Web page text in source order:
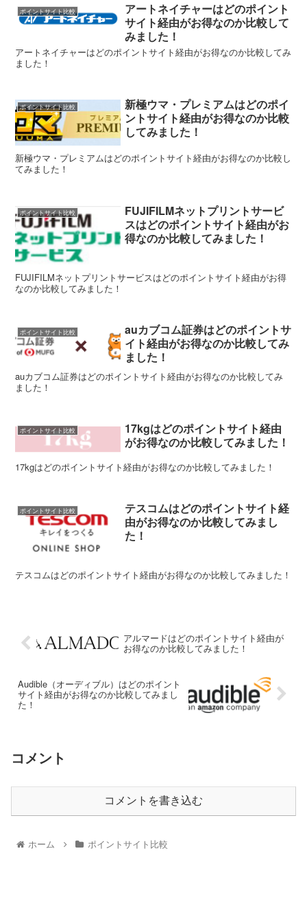
ポイントサイト比較
アートネイチャーはどのポイント
サイト経由がお得なのか比較して
みました！
アートネイチャーはどのポイントサイト経由がお得なのか比較してみ
ました！
ポイントサイト比較
新極ウマ・プレミアムはどのポイ
ントサイト経由がお得なのか比較
してみました！
新極ウマ・プレミアムはどのポイントサイト経由がお得なのか比較し
てみました！
ポイントサイト比較
FUJIFILMネットプリントサービ
スはどのポイントサイト経由がお
得なのか比較してみました！
FUJIFILMネットプリントサービスはどのポイントサイト経由がお得
なのか比較してみました！
ポイントサイト比較
auカブコム証券はどのポイントサ
イト経由がお得なのか比較してみ
ました！
auカブコム証券はどのポイントサイト経由がお得なのか比較してみ
ました！
ポイントサイト比較
17kgはどのポイントサイト経由
がお得なのか比較してみました！
17kgはどのポイントサイト経由がお得なのか比較してみました！
ポイントサイト比較
テスコムはどのポイントサイト経
由がお得なのか比較してみまし
た！
テスコムはどのポイントサイト経由がお得なのか比較してみました！
アルマードはどのポイントサイト経由が
お得なのか比較してみました！
Audible（オーディブル）はどのポイント
サイト経由がお得なのか比較してみまし
た！
コメント
コメントを書き込む
ホーム ポイントサイト比較